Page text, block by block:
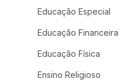
Educação Especial
Educação Financeira
Educação Física
Ensino Religioso